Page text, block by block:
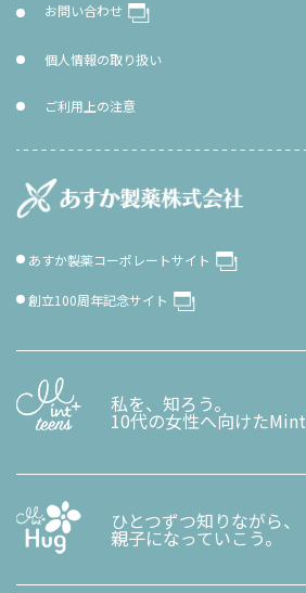
お問い合わせ
個人情報の取り扱い
ご利用上の注意
あすか製薬コーポレートサイト
創立100周年記念サイト
私を、知ろう。
10代の女性へ向けたMint
ひとつずつ知りながら、
親子になっていこう。